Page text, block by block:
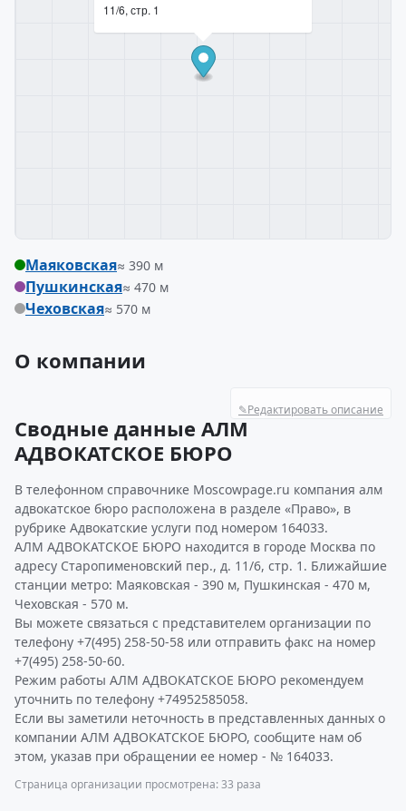
11/6, стр. 1
Маяковская≈ 390 м
Пушкинская≈ 470 м
Чеховская≈ 570 м
О компании
✎Редактировать описание
Сводные данные АЛМ
АДВОКАТСКОЕ БЮРО
В телефонном справочнике Moscowpage.ru компания алм
адвокатское бюро расположена в разделе «Право», в
рубрике Адвокатские услуги под номером 164033.
АЛМ АДВОКАТСКОЕ БЮРО находится в городе Москва по
адресу Старопименовский пер., д. 11/6, стр. 1. Ближайшие
станции метро: Маяковская - 390 м, Пушкинская - 470 м,
Чеховская - 570 м.
Вы можете связаться с представителем организации по
телефону +7(495) 258-50-58 или отправить факс на номер
+7(495) 258-50-60.
Режим работы АЛМ АДВОКАТСКОЕ БЮРО рекомендуем
уточнить по телефону +74952585058.
Если вы заметили неточность в представленных данных о
компании АЛМ АДВОКАТСКОЕ БЮРО, сообщите нам об
этом, указав при обращении ее номер - № 164033.
Страница организации просмотрена: 33 раза